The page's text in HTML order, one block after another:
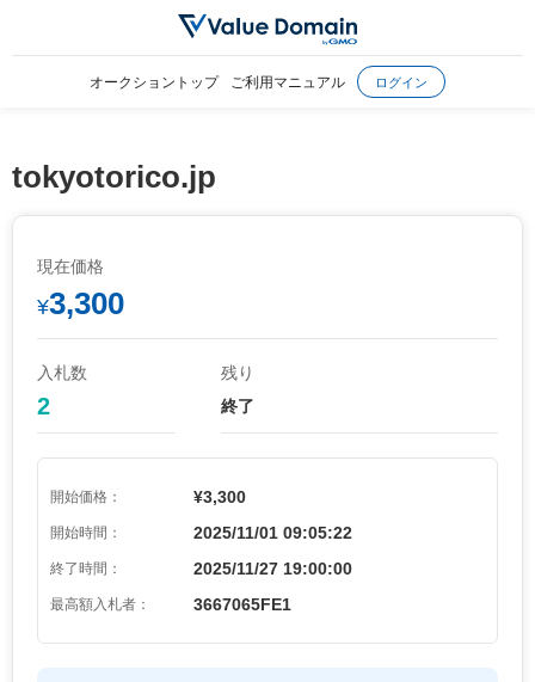
オークショントップ ご利用マニュアル ログイン
tokyotorico.jp
現在価格
¥3,300
入札数
2
残り
終了
開始価格： ¥3,300
開始時間： 2025/11/01 09:05:22
終了時間： 2025/11/27 19:00:00
最高額入札者： 3667065FE1